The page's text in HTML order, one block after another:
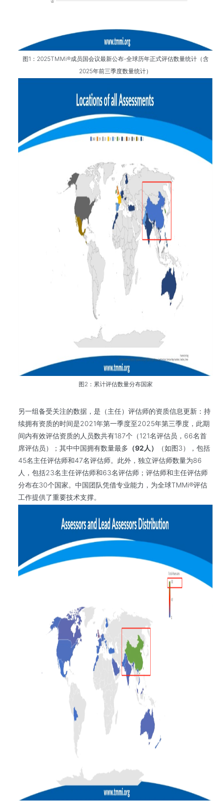
图1：2025TMMi®成员国会议最新公布-全球历年正式评估数量统计（含
2025年前三季度数量统计）
图2：累计评估数量分布国家
另一组备受关注的数据，是（主任）评估师的资质信息更新：持
续拥有资质的时间是2021年第一季度至2025年第三季度，此期
间内有效评估资质的人员数共有187个（121名评估员，66名首
席评估员）；其中中国拥有数量最多 （92 人）
（如图3），包括
45名主任评估师和47名评估师。此外，独立评估师数量为86
人，包括23名主任评估师和63名评估师；评估师和主任评估师
分布在30个国家。中国团队凭借专业能力，为全球TMMi®评估
工作提供了重要技术支撑。